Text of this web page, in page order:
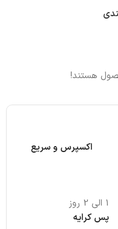
هستند!
اکسپرس و سریع
1 الی 2 روز
پس کرایه